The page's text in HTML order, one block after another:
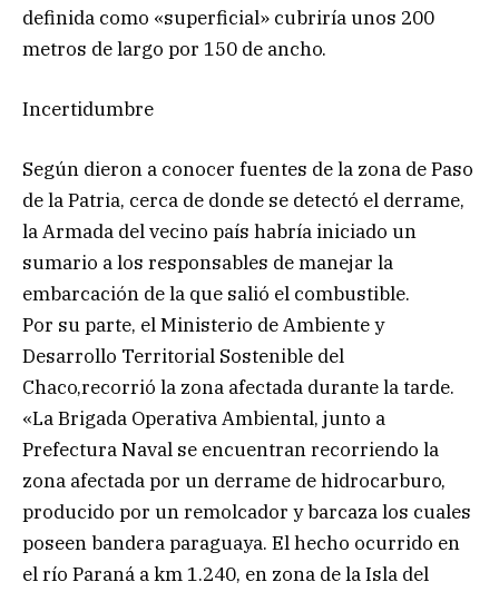
definida como «superficial» cubriría unos 200
metros de largo por 150 de ancho.
Incertidumbre
Según dieron a conocer fuentes de la zona de Paso
de la Patria, cerca de donde se detectó el derrame,
la Armada del vecino país habría iniciado un
sumario a los responsables de manejar la
embarcación de la que salió el combustible.
Por su parte, el Ministerio de Ambiente y
Desarrollo Territorial Sostenible del
Chaco,recorrió la zona afectada durante la tarde.
«La Brigada Operativa Ambiental, junto a
Prefectura Naval se encuentran recorriendo la
zona afectada por un derrame de hidrocarburo,
producido por un remolcador y barcaza los cuales
poseen bandera paraguaya. El hecho ocurrido en
el río Paraná a km 1.240, en zona de la Isla del